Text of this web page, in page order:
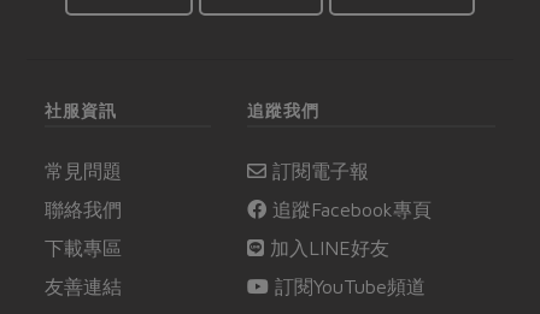
社服資訊
常見問題
聯絡我們
下載專區
友善連結
追蹤我們
訂閱電子報
追蹤Facebook專頁
加入LINE好友
訂閱YouTube頻道